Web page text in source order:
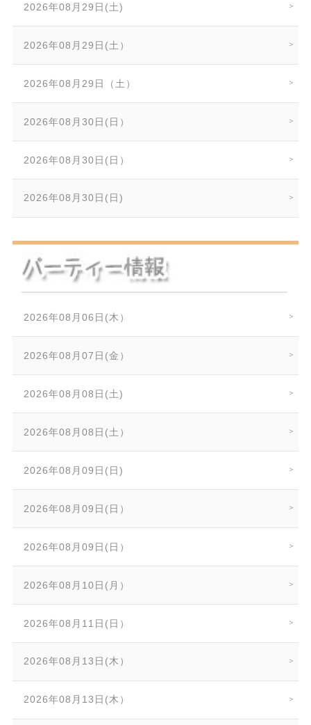
2026年08月29日(土)
2026年08月29日(土）
2026年08月29日（土）
2026年08月30日(日）
2026年08月30日(日）
2026年08月30日(日)
2026年08月06日(木）
2026年08月07日(金）
2026年08月08日(土)
2026年08月08日(土）
2026年08月09日(日)
2026年08月09日(日）
2026年08月09日(日）
2026年08月10日(月）
2026年08月11日(日）
2026年08月13日(木）
2026年08月13日(木）